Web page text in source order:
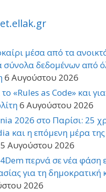
μέσα από τα
σύνολα δεδομένων από
6 Αυγούστου 2026
το «Rules as Code» και
6 Αυγούστου 2026
2026 στο Παρίσι: 25
και η επόμενη μέρα
5 Αυγούστου 2026
περνά σε νέα φάση
για τη δημοκρατική
2026